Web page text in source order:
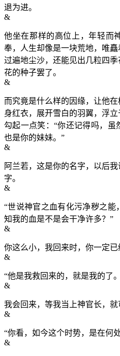
退为进。
&
他坐在那样的高位上，年轻而
奉，人生却像是一块荒地，唯
过遍地尘沙，还能见出几粒四
花的种子罢了。
&
而究竟是什么样的因缘，让他
身红衣，展开雪白的羽翼，浮
勾起一点笑：“你还记得吗，
也是你的妹妹。”
&
阿兰若，这是你的名字，以后
字。
&
“世说神官之血有化污净秽之
知我的血是不是会干净许多？”
&
你这么小，我回来时，你一定已
&
“他是我救回来的，就是我的了
&
我会回来，等我当上神官长，就
&
“你看，如今这个时势，是在何
&